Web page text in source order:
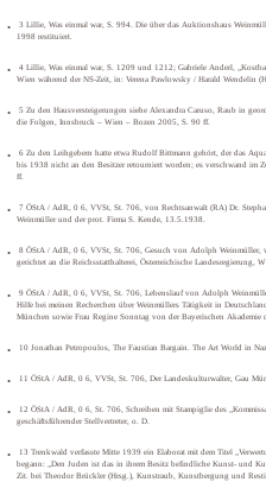
3 Lillie, Was einmal war, S. 994. Die über das Auktionshaus
1998 restituiert.
4 Lillie, Was einmal war, S. 1209 und 1212; Gabriele Anderl,
Wien während der NS-Zeit, in: Verena Pawlowsky / Harald
5 Zu den Hausversteigerungen siehe Alexandra Caruso, Raub in
die Folgen, Innsbruck – Wien – Bozen 2005, S. 90 ff.
6 Zu den Leihgebern hatte etwa Rudolf Bittmann gehört, der das
bis 1938 nicht an den Besitzer retourniert worden; es verschwand im
ff.
7 ÖStA / AdR, 0 6, VVSt, St. 706, von Rechtsanwalt (RA) Dr.
Weinmüller und der prot. Firma S. Kende, 13.5.1938.
8 ÖStA / AdR, 0 6, VVSt, St. 706, Gesuch von Adolph Weinmüller,
gerichtet an die Reichsstatthalterei, Österreichische Landesregierung,
9 ÖStA / AdR, 0 6, VVSt, St. 706, Lebenslauf von Adolph
Hilfe bei meinen Recherchen über Weinmüllers Tätigkeit in
München sowie Frau Regine Sonntag von der Bayerischen
10 Jonathan Petropoulos, The Faustian Bargain. The Art World in
11 ÖStA / AdR, 0 6, VVSt, St. 706, Der Landeskulturwalter, Gau
12 ÖStA / AdR, 0 6, St. 706, Schreiben mit Stampiglie des
geschäftsführender Stellvertreter, o. D.
13 Trenkwald verfasste Mitte 1939 ein Elaborat mit dem Titel
begann: „Den Juden ist das in ihrem Besitz befindliche Kunst- und
Zit. bei Theodor Brückler (Hrsg.), Kunstraub, Kunstbergung und